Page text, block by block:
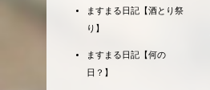
ますまる日記【酒とり祭
り】
ますまる日記【何の
日？】